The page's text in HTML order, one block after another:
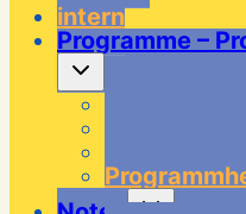
intern
Programme –
Untermenü
umschalten
Untermenü